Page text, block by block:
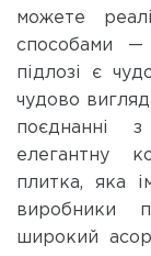
можете
способами —
підлозі є
чудово
поєднанні
елегантну
плитка, яка
виробники
широкий